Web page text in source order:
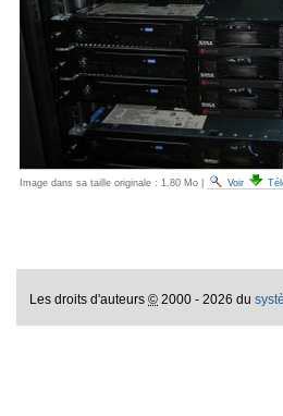
Image dans sa taille originale : 1.80 Mo Voir
Les droits d'auteurs© 2000 - 2026 du